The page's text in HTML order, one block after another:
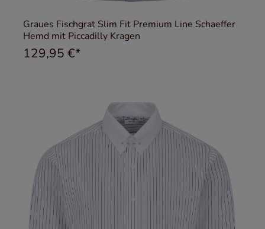
Graues Fischgrat Slim Fit Premium Line Schaeffer
Hemd mit Piccadilly Kragen
129,95 €*